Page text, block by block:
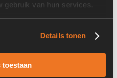
gebruik van hun services.
Details tonen
toestaan